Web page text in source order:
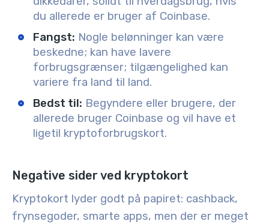
du allerede er bruger af Coinbase.
Fangst: Nogle belønninger kan være
beskedne; kan have lavere
forbrugsgrænser; tilgængelighed kan
variere fra land til land.
Bedst til: Begyndere eller brugere, der
allerede bruger Coinbase og vil have et
ligetil kryptoforbrugskort.
Negative sider ved kryptokort
Kryptokort lyder godt på papiret: cashback,
frynsegoder, smarte apps, men der er meget